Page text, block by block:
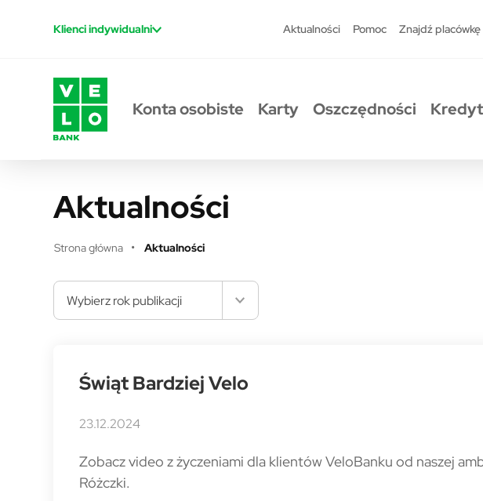
Klienci indywidualni Aktualności Pomoc Znajdź placówkę
Konta osobiste Karty Oszczędności
Aktualności
Strona główna Aktualności
Wybierz rok publikacji
Świąt Bardziej Velo
23.12.2024
Zobacz video z życzeniami dla klientów VeloBanku od naszej
Różczki.